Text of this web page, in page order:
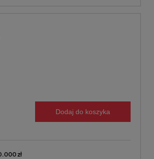
Dodaj do koszyka